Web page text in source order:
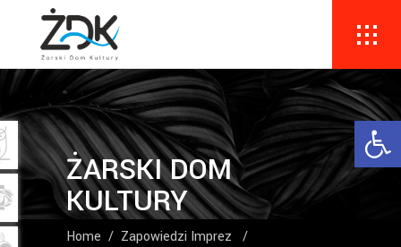
ŻARSKI DOM
KULTURY
Home / Zapowiedzi Imprez
/